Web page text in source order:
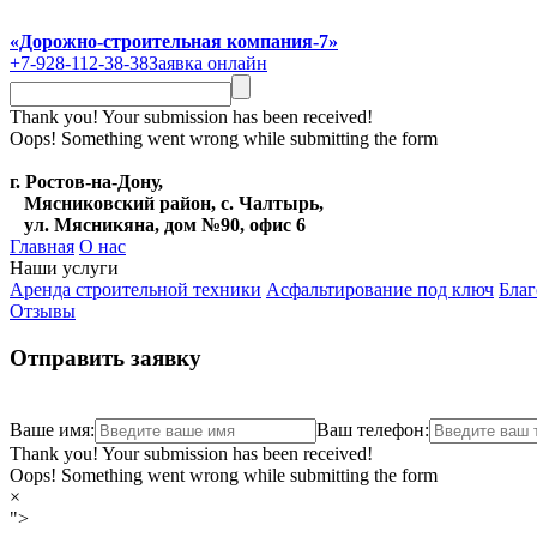
«Дорожно-строительная компания-7»
+7-928-112-38-38Заявка онлайн
Thank you! Your submission has been received!
Oops! Something went wrong while submitting the form
г. Ростов-на-Дону,
Мясниковский район, с. Чалтырь,
ул. Мясникяна, дом №90, офис 6
Главная О нас
Наши услуги
Аренда строительной техники Асфальтирование под ключ
Отзывы
Отправить заявку
Ваше имя:
Ваш телефон:
Thank you! Your submission has been received!
Oops! Something went wrong while submitting the form
×
">